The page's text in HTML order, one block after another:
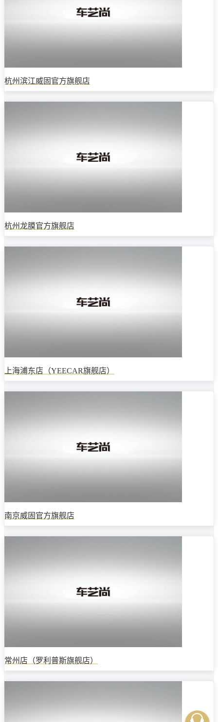
杭州滨江威固官方旗舰店
杭州龙膜官方旗舰店
上海浦东店（YEECAR旗舰店）
南京威固官方旗舰店
常州店（罗利普斯旗舰店）